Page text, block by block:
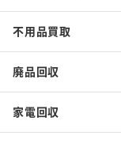
不用品買取
廃品回収
家電回収